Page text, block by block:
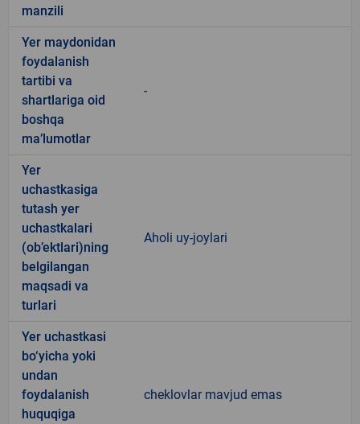
manzili
Yer maydonidan
foydalanish
tartibi va
shartlariga oid
boshqa
ma’lumotlar
-
Yer
uchastkasiga
tutash yer
uchastkalari
(ob’ektlari)ning
belgilangan
maqsadi va
turlari
Aholi uy-joylari
Yer uchastkasi
bo‘yicha yoki
undan
foydalanish
huquqiga
cheklovlar mavjud emas